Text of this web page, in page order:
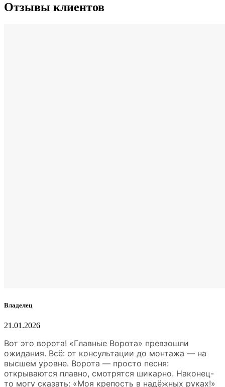
Отзывы клиентов
Владелец
21.01.2026
Вот это ворота! «Главные Ворота» превзошли
ожидания. Всё: от консультации до монтажа — на
высшем уровне. Ворота — просто песня:
открываются плавно, смотрятся шикарно. Наконец-
то могу сказать: «Моя крепость в надёжных руках!»